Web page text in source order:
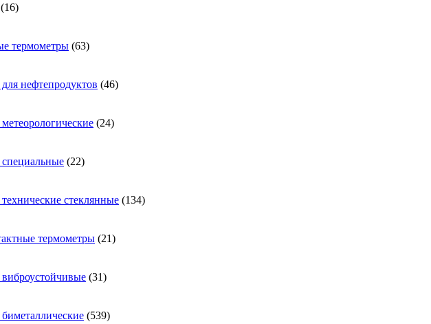
16товаров
термометры 63товара
нефтепродуктов 46товаров
24товара
22товара
стеклянные 134товара
термометры 21товар
31товар
539товаров